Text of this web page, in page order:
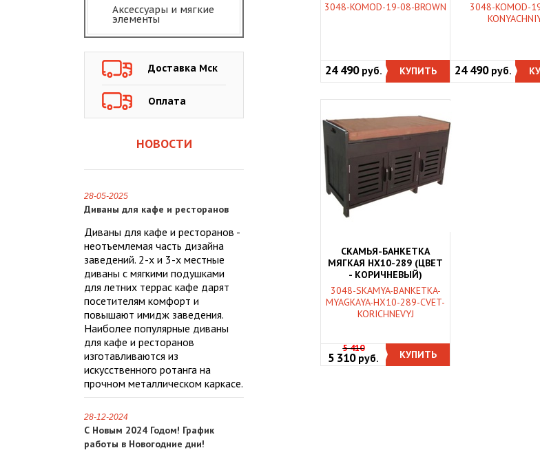
Аксессуары и мягкие
элементы
Доставка Мск
Оплата
НОВОСТИ
28-05-2025
Диваны для кафе и ресторанов
Диваны для кафе и ресторанов -
неотъемлемая часть дизайна
заведений. 2-х и 3-х местные
диваны с мягкими подушками
для летних террас кафе дарят
посетителям комфорт и
повышают имидж заведения.
Наиболее популярные диваны
для кафе и ресторанов
изготавливаются из
искусственного ротанга на
прочном металлическом каркасе.
28-12-2024
С Новым 2024 Годом! График
работы в Новогодние дни!
3048-KOMOD-19-08-BROWN
24 490 руб. КУПИТЬ
3048-KOMOD-
24 490 руб.
СКАМЬЯ-БАНКЕТКА
МЯГКАЯ HX10-289 (ЦВЕТ
- КОРИЧНЕВЫЙ)
3048-SKAMYA-BANKETKA-
MYAGKAYA-HX10-289-CVET-
KORICHNEVYJ
5 410
5 310 руб. КУПИТЬ